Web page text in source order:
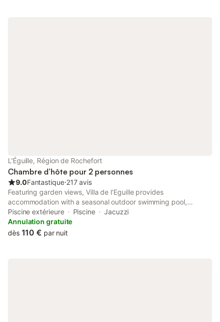
L'Éguille, Région de Rochefort
Chambre d’hôte pour 2 personnes
9.0Fantastique⋅217 avis
Featuring garden views, Villa de l’Eguille provides
accommodation with a seasonal outdoor swimming pool,
massage services and a garden, around 36 km from Saintes
Train Station.
Piscine extérieure Piscine
Jacuzzi
Annulation gratuite
dès 110 € par nuit